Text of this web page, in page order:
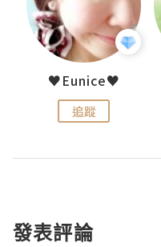
♥Eunice♥
追蹤
發表評論